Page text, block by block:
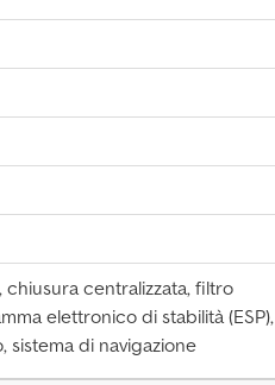
chiusura centralizzata, filtro
elettronico di stabilità (ESP),
sistema di navigazione